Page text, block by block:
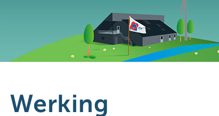
Werking